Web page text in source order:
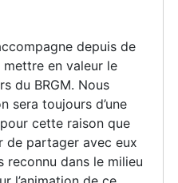
depuis de
mettre en valeur le
du BRGM. Nous
sera toujours d’une
cette raison que
de partager avec eux
reconnu dans le milieu